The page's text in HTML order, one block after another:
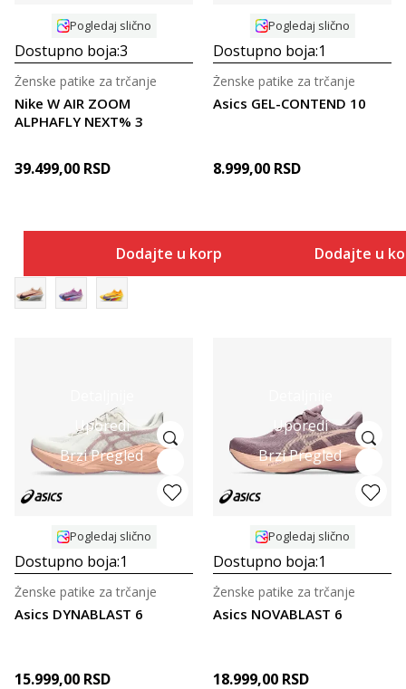
Pogledaj slično
Dostupno boja:3
Nike W AIR ZOOM
ALPHAFLY NEXT% 3
Ženske patike za trčanje
39.499,00 RSD
Dodajte u korpu
Pogledaj slično
Dostupno boja:1
Asics GEL-CONTEND 10
Ženske patike za trčanje
8.999,00 RSD
Dodajte u
Uporedi
Brzi Pregled
Pogledaj slično
Dostupno boja:1
Asics DYNABLAST 6
Ženske patike za trčanje
15.999,00 RSD
Uporedi
Brzi Pregled
Pogledaj slično
Dostupno boja:1
Asics NOVABLAST 6
Ženske patike za trčanje
18.999,00 RSD